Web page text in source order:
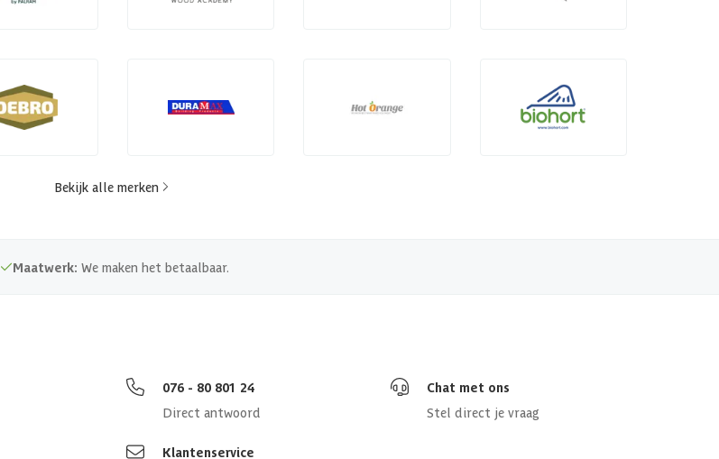
Bekijk alle merken
Maatwerk: We maken het betaalbaar.
076 - 80 801 24
Direct antwoord
Chat met ons
Stel direct je vraag
Klantenservice